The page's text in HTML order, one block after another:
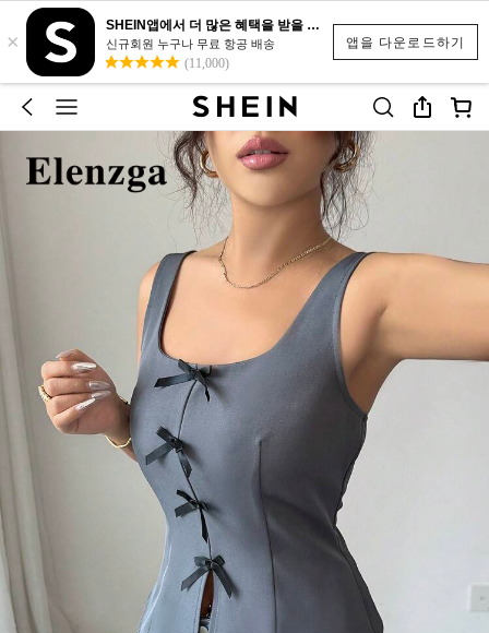
앱을 다운로드하기
×
SHEIN앱에서 더 많은 혜택을 받을 수 있어요.
신규회원 누구나 무료 항공 배송
(11,000)